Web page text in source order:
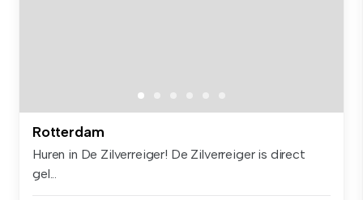
Rotterdam
Huren in De Zilverreiger! De Zilverreiger is direct
gel...